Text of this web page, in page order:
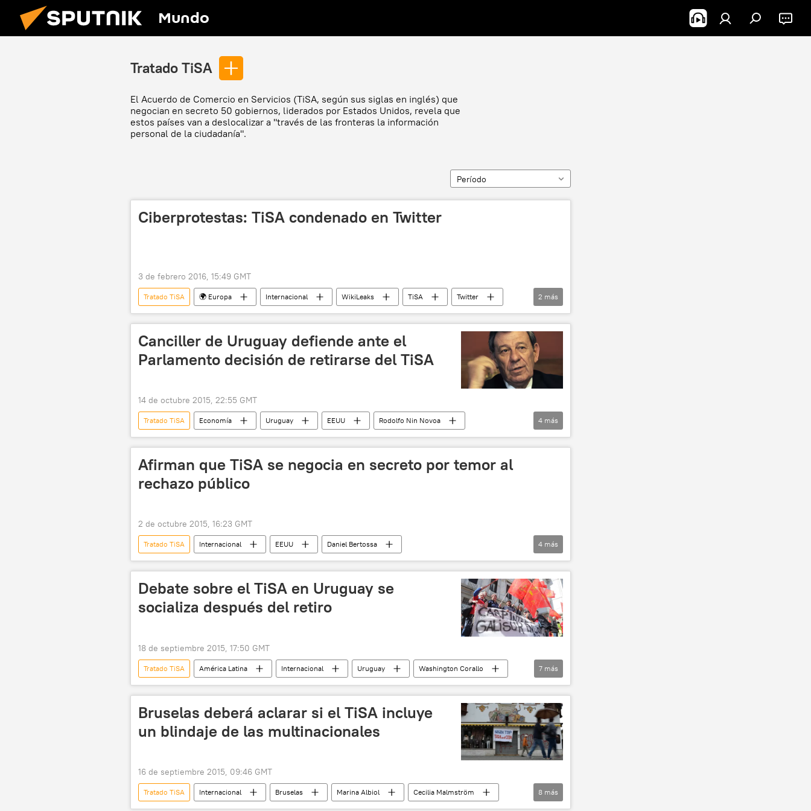
Mundo
Tratado TiSA
El Acuerdo de Comercio en Servicios (TiSA, según sus siglas en inglés) que
negocian en secreto 50 gobiernos, liderados por Estados Unidos, revela que
estos países van a deslocalizar a "través de las fronteras la información
personal de la ciudadanía".
Período
Ciberprotestas: TiSA condenado en Twitter
3 de febrero 2016, 15:49 GMT
Tratado TiSA 🌍 Europa Internacional WikiLeaks TiSA
Twitter
Unión Europea (UE)
noticias
2 más
Canciller de Uruguay defiende ante el
Parlamento decisión de retirarse del TiSA
14 de octubre 2015, 22:55 GMT
Tratado TiSA Economía Uruguay EEUU
Rodolfo Nin Novoa
Marcos Otegui
Pedro Bordaberry TiSA noticias
4 más
Afirman que TiSA se negocia en secreto por temor al
rechazo público
2 de octubre 2015, 16:23 GMT
Tratado TiSA Internacional EEUU
Daniel Bertossa
Organización Mundial del Comercio (OMC)
TiSA Unión Europea (UE) noticias
4 más
Debate sobre el TiSA en Uruguay se
socializa después del retiro
18 de septiembre 2015, 17:50 GMT
Tratado TiSA América Latina Internacional Uruguay
Washington Corallo
Tabaré Vázquez
Rodolfo Nin Novoa José Mujica PIT-CNT
Frente Amplio
7 más
Bruselas deberá aclarar si el TiSA incluye
un blindaje de las multinacionales
16 de septiembre 2015, 09:46 GMT
Tratado TiSA Internacional Bruselas Marina Albiol
Cecilia Malmström
8 más